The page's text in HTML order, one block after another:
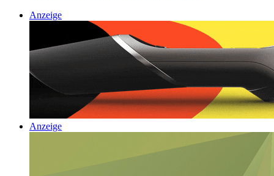
Anzeige
Anzeige